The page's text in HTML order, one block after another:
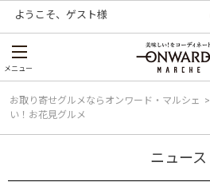
ようこそ、 ゲスト様
メニュー
お取り寄せグルメならオンワード・マルシェ >
い！お花見グルメ
ニュース